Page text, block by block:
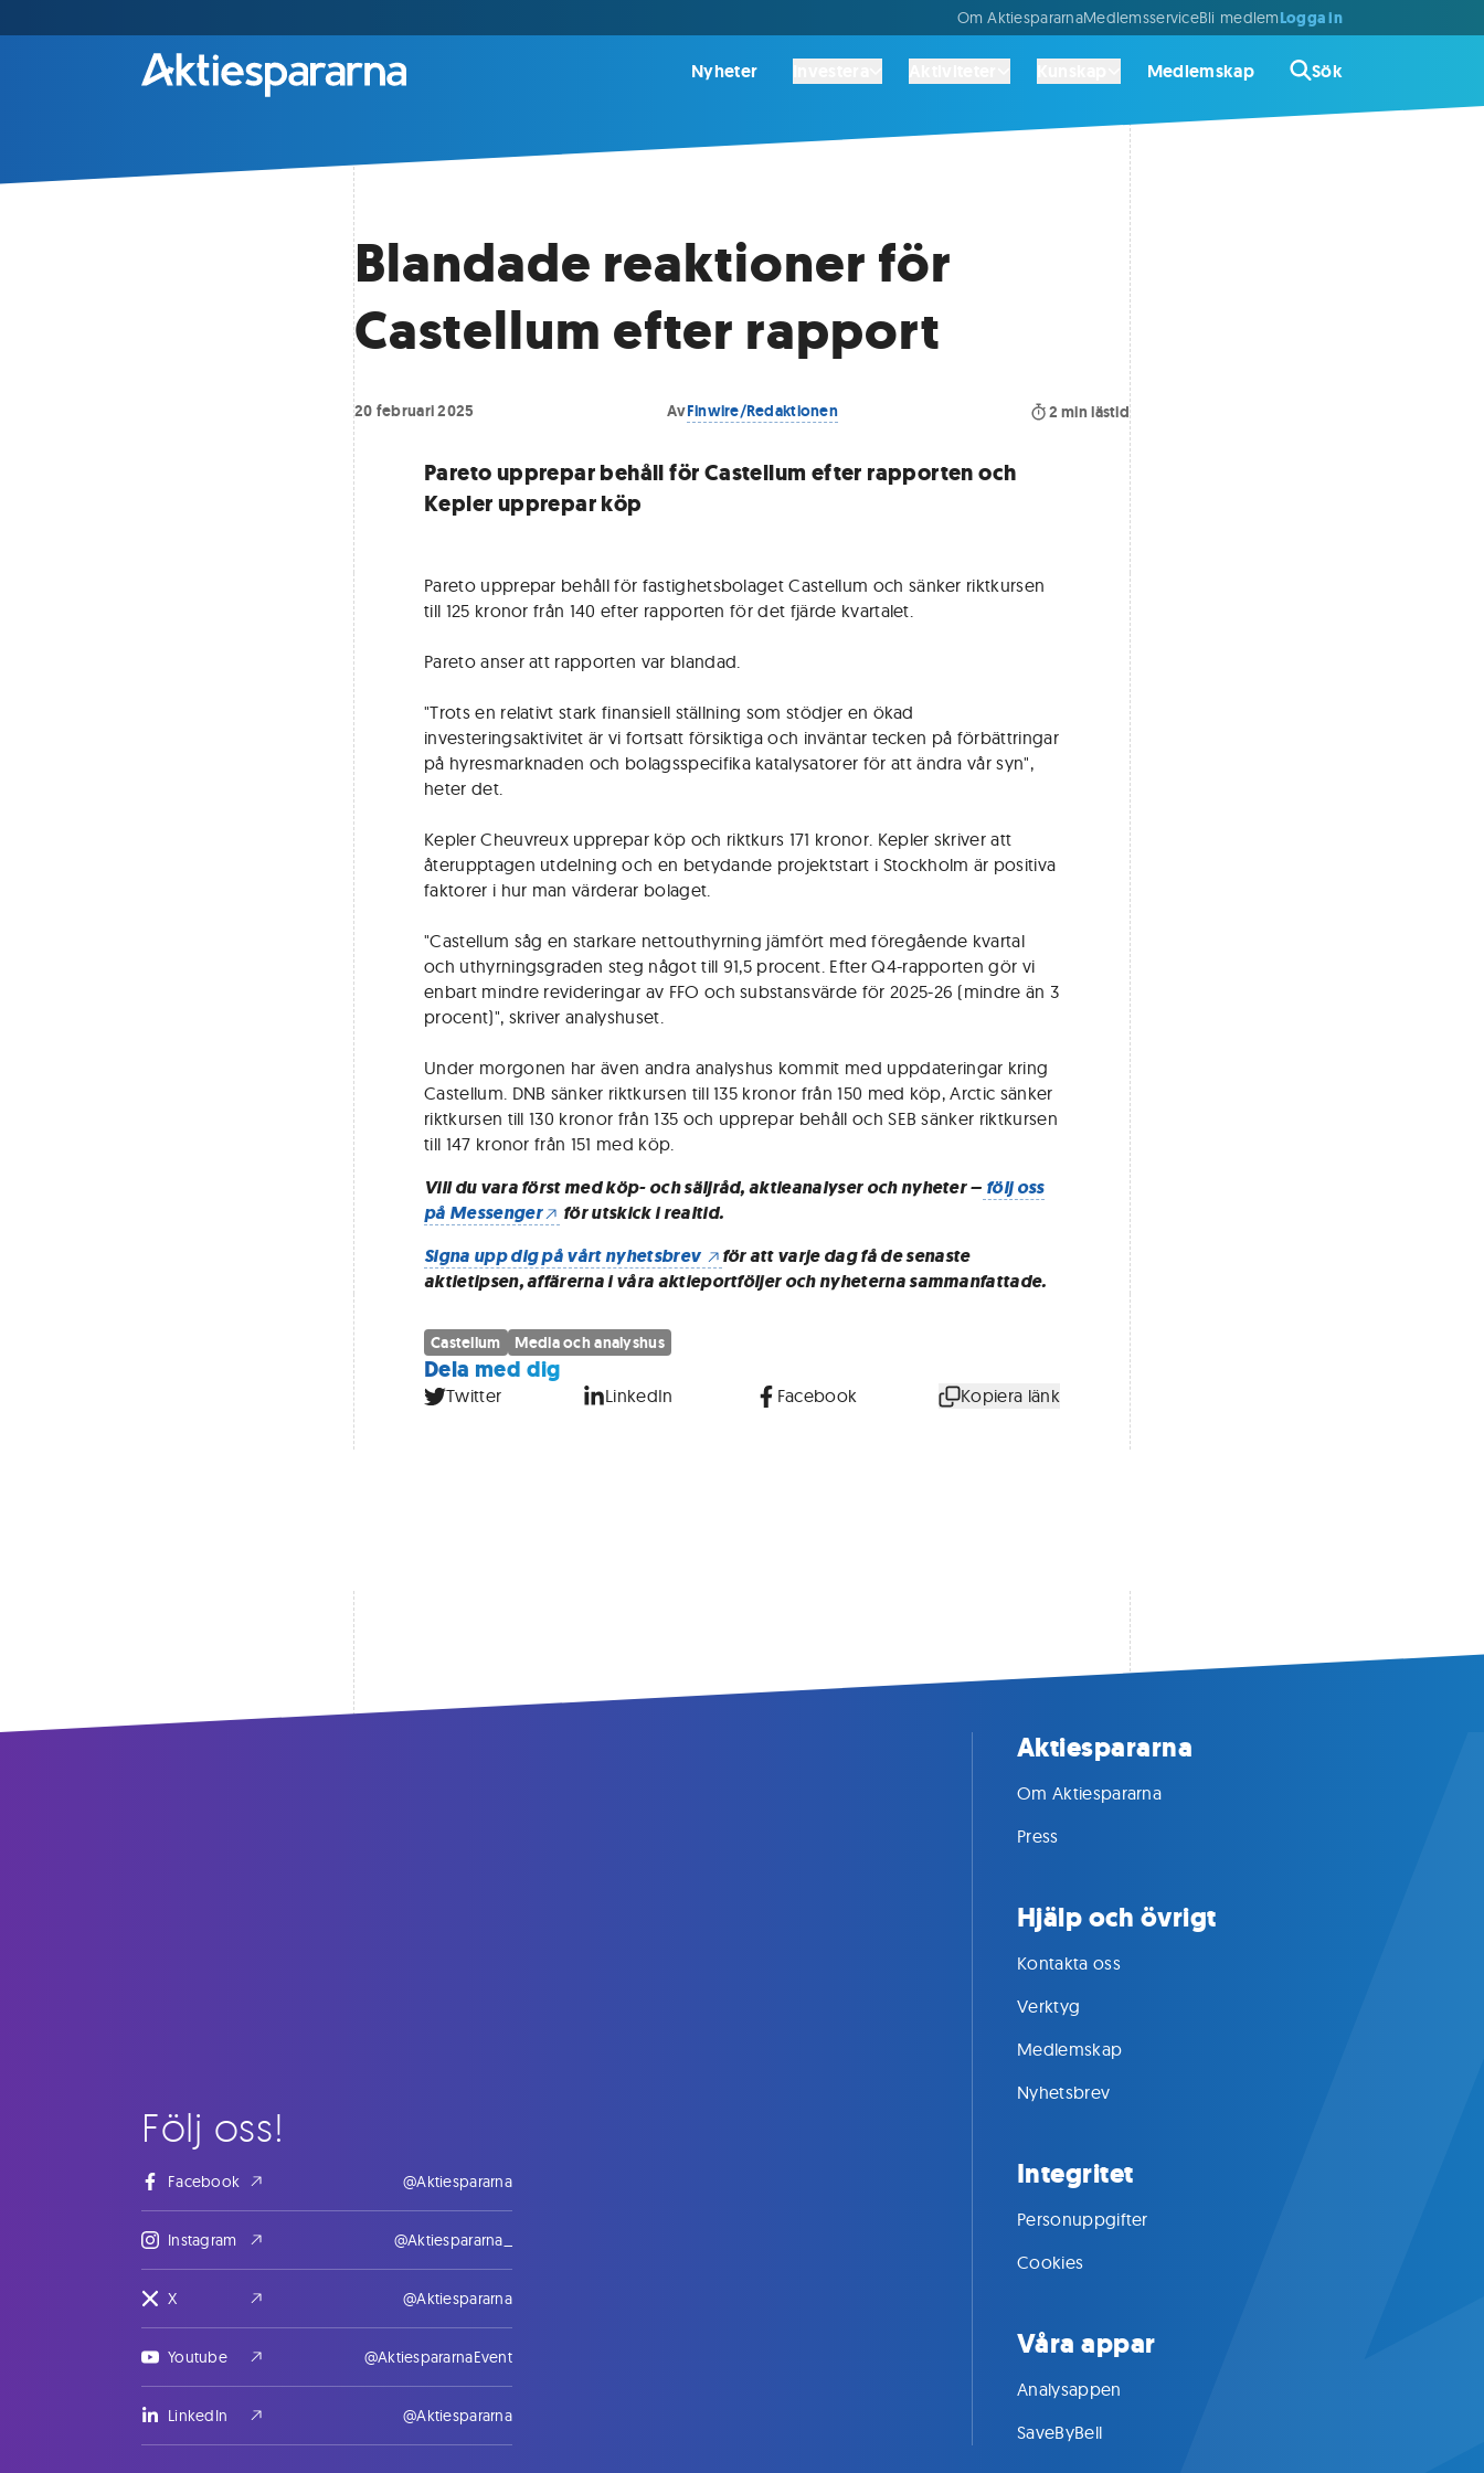
Om AktiespararnaMedlemsserviceBli medlemLogga in
Nyheter Medlemskap Sök
Blandade reaktioner för
Castellum efter rapport
20 februari 2025 AvFinwire/Redaktionen 2 min lästid
Pareto upprepar behåll för Castellum efter rapporten och
Kepler upprepar köp
Pareto upprepar behåll för fastighetsbolaget Castellum och sänker riktkursen
till 125 kronor från 140 efter rapporten för det fjärde kvartalet.
Pareto anser att rapporten var blandad.
"Trots en relativt stark finansiell ställning som stödjer en ökad
investeringsaktivitet är vi fortsatt försiktiga och inväntar tecken på förbättringar
på hyresmarknaden och bolagsspecifika katalysatorer för att ändra vår syn",
heter det.
Kepler Cheuvreux upprepar köp och riktkurs 171 kronor. Kepler skriver att
återupptagen utdelning och en betydande projektstart i Stockholm är positiva
faktorer i hur man värderar bolaget.
"Castellum såg en starkare nettouthyrning jämfört med föregående kvartal
och uthyrningsgraden steg något till 91,5 procent. Efter Q4-rapporten gör vi
enbart mindre revideringar av FFO och substansvärde för 2025-26 (mindre än 3
procent)", skriver analyshuset.
Under morgonen har även andra analyshus kommit med uppdateringar kring
Castellum. DNB sänker riktkursen till 135 kronor från 150 med köp, Arctic sänker
riktkursen till 130 kronor från 135 och upprepar behåll och SEB sänker riktkursen
till 147 kronor från 151 med köp.
Vill du vara först med köp- och säljråd, aktieanalyser och nyheter – följ oss
på Messenger
för utskick i realtid.
Signa upp dig på vårt nyhetsbrev
för att varje dag få de senaste
aktietipsen, affärerna i våra aktieportföljer och nyheterna sammanfattade.
Castellum Media och analyshus
Dela med dig
Twitter LinkedIn Facebook Kopiera länk
Följ oss!
Facebook @Aktiespararna
Instagram @Aktiespararna_
X @Aktiespararna
Youtube @AktiespararnaEvent
LinkedIn @Aktiespararna
Aktiespararna
Om Aktiespararna
Press
Hjälp och övrigt
Kontakta oss
Verktyg
Medlemskap
Nyhetsbrev
Integritet
Personuppgifter
Cookies
Våra appar
Analysappen
SaveByBell